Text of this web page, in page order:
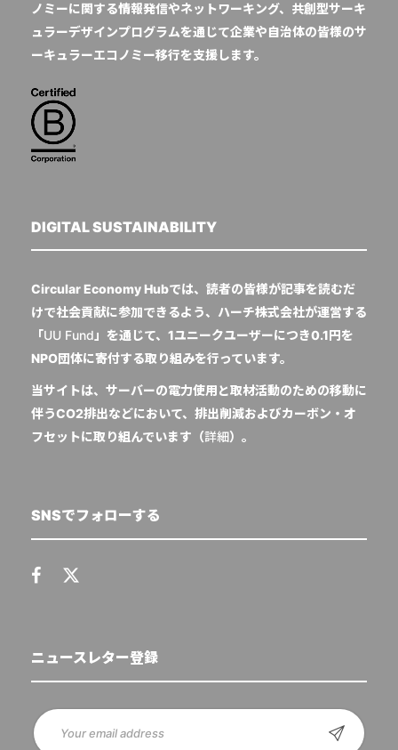
ノミーに関する情報発信やネットワーキング、共創型サーキ
ュラーデザインプログラムを通じて企業や自治体の皆様のサ
ーキュラーエコノミー移行を支援します。
DIGITAL SUSTAINABILITY
Circular Economy Hubでは、読者の皆様が記事を読むだ
けで社会貢献に参加できるよう、ハーチ株式会社が運営する
「UU Fund 」を通じて、1ユニークユーザーにつき0.1円を
NPO団体に寄付する取り組みを行っています。
当サイトは、サーバーの電力使用と取材活動のための移動に
伴うCO2排出などにおいて、排出削減およびカーボン・オ
フセットに取り組んでいます（詳細）。
SNSでフォローする
ニュースレター登録